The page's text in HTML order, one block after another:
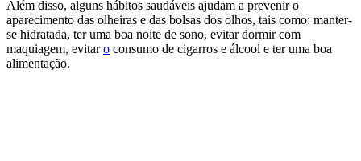
Além disso, alguns hábitos saudáveis ajudam a prevenir o
aparecimento das olheiras e das bolsas dos olhos, tais como: manter-
se hidratada, ter uma boa noite de sono, evitar dormir com
maquiagem, evitaro consumo de cigarros e álcool e ter uma boa
alimentação.